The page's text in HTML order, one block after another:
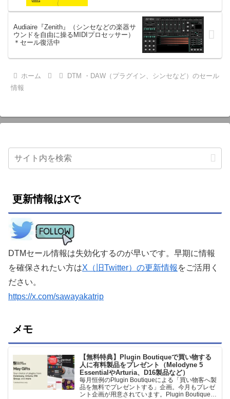
Audiaire『Zenith』（シンセなどの楽器サ
ウンドを自由に操るMIDIプロセッサー）
＊セール復活中
ホーム
DTM ・DAW（プラグイン、シンセなど）のセール
情報
更新情報はXで
DTMセール情報は失効化するのが早いです。早期に情報
を確保されたい方はX（旧Twitter）の更新情報 をご活用く
ださい。
https://x.com/sawayakatrip
メモ
【無料特典】Plugin Boutiqueで買い物する
人に有料製品をプレゼント（Melodyne 5
EssentialやArturia、D16製品など）
毎月恒例のPlugin Boutiqueによる「買い物客へ製
品を無料でプレゼントする」企画。今月もプレゼ
ント企画が用意されています。Plugin Boutiqueで